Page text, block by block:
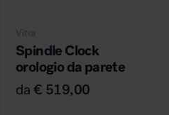
Vitra
Spindle Clock
orologio da parete
da€ 519,00